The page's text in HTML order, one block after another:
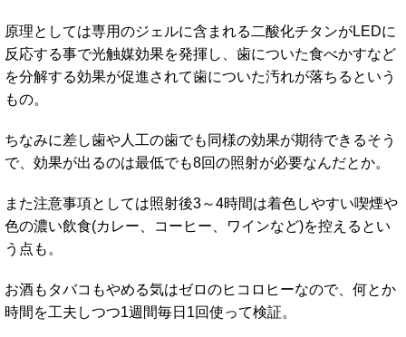
原理としては専用のジェルに含まれる二酸化チタンがLEDに
反応する事で光触媒効果を発揮し、歯についた食べかすなど
を分解する効果が促進されて歯についた汚れが落ちるという
もの。
ちなみに差し歯や人工の歯でも同様の効果が期待できるそう
で、効果が出るのは最低でも8回の照射が必要なんだとか。
また注意事項としては照射後3～4時間は着色しやすい喫煙や
色の濃い飲食(カレー、コーヒー、ワインなど)を控えるとい
う点も。
お酒もタバコもやめる気はゼロのヒコロヒーなので、何とか
時間を工夫しつつ1週間毎日1回使って検証。